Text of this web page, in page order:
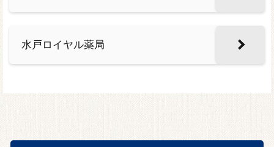
水戸ロイヤル薬局